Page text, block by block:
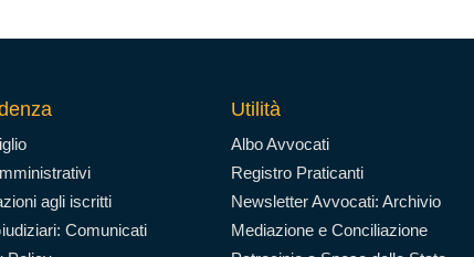
agli iscritti
Comunicati
Utilità
Albo Avvocati
Registro Praticanti
Newsletter Avvocati: Archivio
Mediazione e Conciliazione